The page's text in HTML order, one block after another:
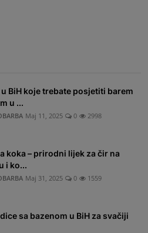
u BiH koje trebate posjetiti barem
u ...
Maj 11, 2025 0 2998
koka – prirodni lijek za čir na
i ko...
Maj 31, 2025 0 1559
sa bazenom u BiH za svačiji